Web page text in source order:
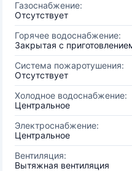
Газоснабжение:
Отсутствует
Горячее водоснабжение:
Закрытая с
Система пожаротушения:
Отсутствует
Холодное водоснабжение:
Центральное
Электроснабжение:
Центральное
Вентиляция:
Вытяжная вентиляция